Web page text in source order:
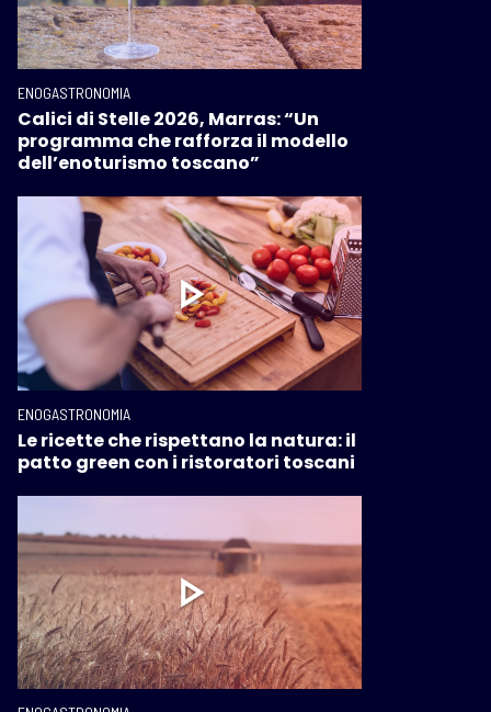
ENOGASTRONOMIA
Calici di Stelle 2026, Marras: “Un
programma che rafforza il modello
dell’enoturismo toscano”
ENOGASTRONOMIA
Le ricette che rispettano la natura: il
patto green con i ristoratori toscani